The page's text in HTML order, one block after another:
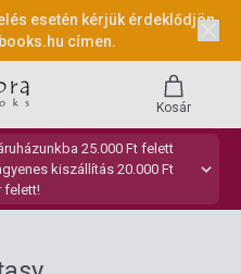
esetén kérjük érdeklődjön
címen.
25.000 Ft felett
kiszállítás 20.000 Ft
felett!
Kosár